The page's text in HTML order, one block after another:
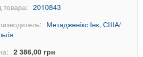
товара: 2010843
Метадженікс Інк, США/
2 386,00 грн